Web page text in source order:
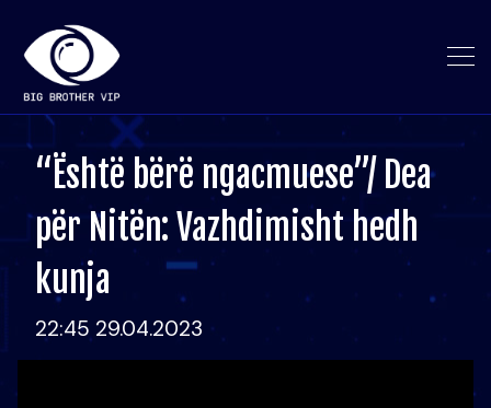
“Është bërë ngacmuese”/ Dea
për Nitën: Vazhdimisht hedh
kunja
22:45 29.04.2023